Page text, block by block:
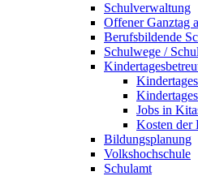
Schulverwaltung
Offener Ganztag
Berufsbildende
Schulwege /
Jobs in
Kosten der
Bildungsplanung
Volkshochschule
Schulamt